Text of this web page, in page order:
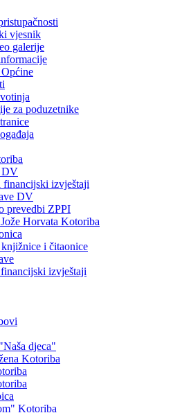
vjesnik
galerije
za poduzetnike
DV
izvještaji
DV
prevedbi ZPPI
Horvata Kotoriba
i čitaonice
izvještaji
djeca"
Kotoriba
Kotoriba